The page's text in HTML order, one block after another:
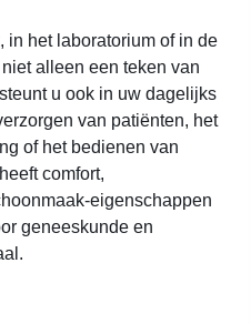
in het laboratorium of in de
alleen een teken van
u ook in uw dagelijks
van patiënten, het
of het bedienen van
comfort,
eigenschappen
geneeskunde en